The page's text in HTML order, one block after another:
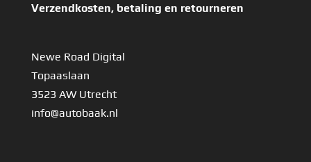
Verzendkosten, betaling en retourneren
Newe Road Digital
Topaaslaan
3523 AW Utrecht
info@autobaak.nl